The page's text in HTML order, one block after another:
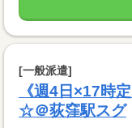
[一般派遣]
《週4日×17時
☆＠荻窪駅スグ